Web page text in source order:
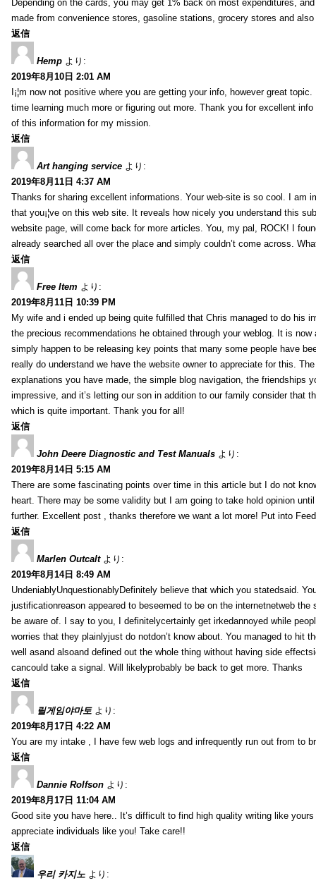
Depending on the cards, you may get 1% back on most expenditures,
made from convenience stores, gasoline stations, grocery stores and also
返信
Hemp より:
2019年8月10日 2:01 AM
I¡¦m now not positive where you are getting your info, however great
time learning much more or figuring out more. Thank you for excellent
of this information for my mission.
返信
Art hanging service より:
2019年8月11日 4:37 AM
Thanks for sharing excellent informations. Your web-site is so cool. I am
that you¡¦ve on this web site. It reveals how nicely you understand this
website page, will come back for more articles. You, my pal, ROCK! I
already searched all over the place and simply couldn’t come across.
返信
Free Item より:
2019年8月11日 10:39 PM
My wife and i ended up being quite fulfilled that Chris managed to do his
the precious recommendations he obtained through your weblog. It is now
simply happen to be releasing key points that many some people have
really do understand we have the website owner to appreciate for this.
explanations you have made, the simple blog navigation, the friendships
impressive, and it’s letting our son in addition to our family consider that
which is quite important. Thank you for all!
返信
John Deere Diagnostic and Test Manuals より:
2019年8月14日 5:15 AM
There are some fascinating points over time in this article but I do not
heart. There may be some validity but I am going to take hold opinion
further. Excellent post , thanks therefore we want a lot more! Put into
返信
Marlen Outcalt より:
2019年8月14日 8:49 AM
UndeniablyUnquestionablyDefinitely believe that which you statedsaid.
justificationreason appeared to beseemed to be on the internetnetweb
be aware of. I say to you, I definitelycertainly get irkedannoyed while
worries that they plainlyjust do notdon’t know about. You managed to hit
well asand alsoand defined out the whole thing without having side
cancould take a signal. Will likelyprobably be back to get more. Thanks
返信
릴게임야마토 より:
2019年8月17日 4:22 AM
You are my intake , I have few web logs and infrequently run out from to
返信
Dannie Rolfson より:
2019年8月17日 11:04 AM
Good site you have here.. It’s difficult to find high quality writing like
appreciate individuals like you! Take care!!
返信
우리 카지노 より: